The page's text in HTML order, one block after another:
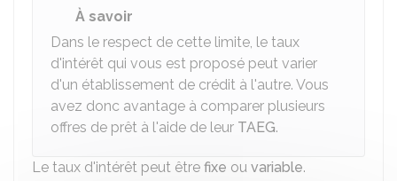
À savoir
Dans le respect de cette limite, le taux
d'intérêt qui vous est proposé peut varier
d'un établissement de crédit à l'autre. Vous
avez donc avantage à comparer plusieurs
offres de prêt à l'aide de leur TAEG.
Le taux d'intérêt peut être fixe ou variable.